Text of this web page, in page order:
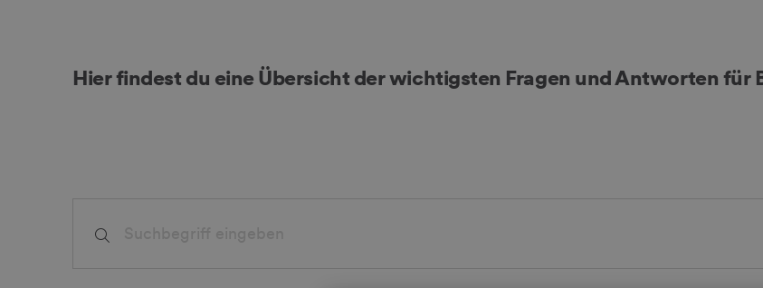
Hier findest du eine Übersicht der wichtigsten Fragen und Antworten für